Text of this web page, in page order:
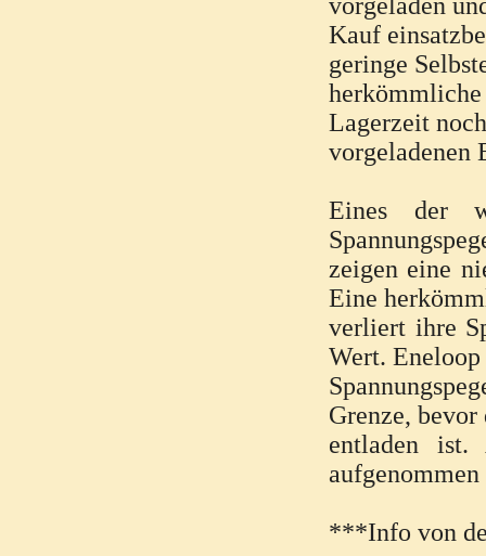
vorgeladen
Kauf
geringe
Lagerzeit
vorgeladenen
Eines der
zeigen eine
Eine
verliert ihre
Wert.
Grenze,
entladen
***Info von